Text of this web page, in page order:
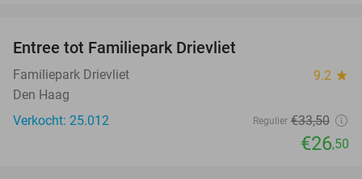
Entree tot Familiepark Drievliet
Familiepark Drievliet 9.2 star
Den Haag
Verkocht: 25.012
Regulier €33,50
€26,50